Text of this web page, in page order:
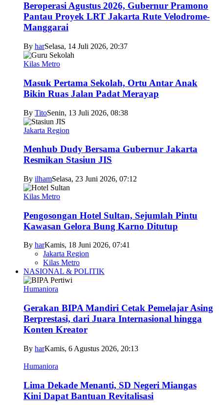
Beroperasi Agustus 2026, Gubernur Pramono
Pantau Proyek LRT Jakarta Rute Velodrome-
Manggarai
By harSelasa, 14 Juli 2026, 20:37
Kilas Metro
Masuk Pertama Sekolah, Ortu Antar Anak
Bikin Ruas Jalan Padat Merayap
By TitoSenin, 13 Juli 2026, 08:38
Jakarta Region
Menhub Dudy Bersama Gubernur Jakarta
Resmikan Stasiun JIS
By ilhamSelasa, 23 Juni 2026, 07:12
Kilas Metro
Pengosongan Hotel Sultan, Sejumlah Pintu
Kawasan Gelora Bung Karno Ditutup
By harKamis, 18 Juni 2026, 07:41
Jakarta Region
Kilas Metro
NASIONAL & POLITIK
Humaniora
Gerakan BIPA Mandiri Cetak Pemelajar Asing
Berprestasi, dari Juara Internasional hingga
Konten Kreator
By harKamis, 6 Agustus 2026, 20:13
Humaniora
Lima Dekade Menanti, SD Negeri Miangas
Kini Dapat Bantuan Revitalisasi